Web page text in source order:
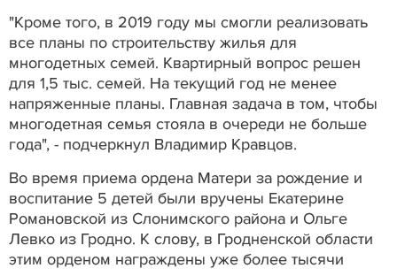
"Кроме того, в 2019 году мы смогли реализовать
все планы по строительству жилья для
многодетных семей. Квартирный вопрос решен
для 1,5 тыс. семей. На текущий год не менее
напряженные планы. Главная задача в том, чтобы
многодетная семья стояла в очереди не больше
года", - подчеркнул Владимир Кравцов.
Во время приема ордена Матери за рождение и
воспитание 5 детей были вручены Екатерине
Романовской из Слонимского района и Ольге
Левко из Гродно. К слову, в Гродненской области
этим орденом награждены уже более тысячи